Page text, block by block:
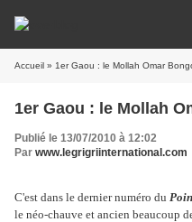
Accueil » 1er Gaou : le Mollah Omar
1er Gaou : le Mollah
Publié le 13/07/2010 à 12:02
Par www.legrigriinternational.com
C'est dans le dernier numéro du
le néo-chauve et ancien beaucoup